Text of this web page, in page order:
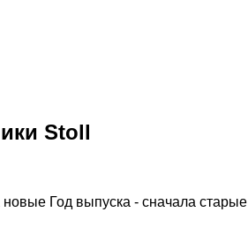
Stoll
новые Год выпуска - сначала старые